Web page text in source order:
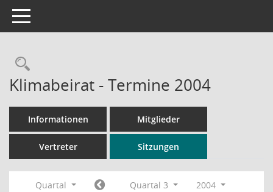
Toggle navigation
Rechercheauswahl
Klimabeirat - Termine 2004
Informationen Mitglieder
Vertreter Sitzungen
Quartal Quartal 3
2004